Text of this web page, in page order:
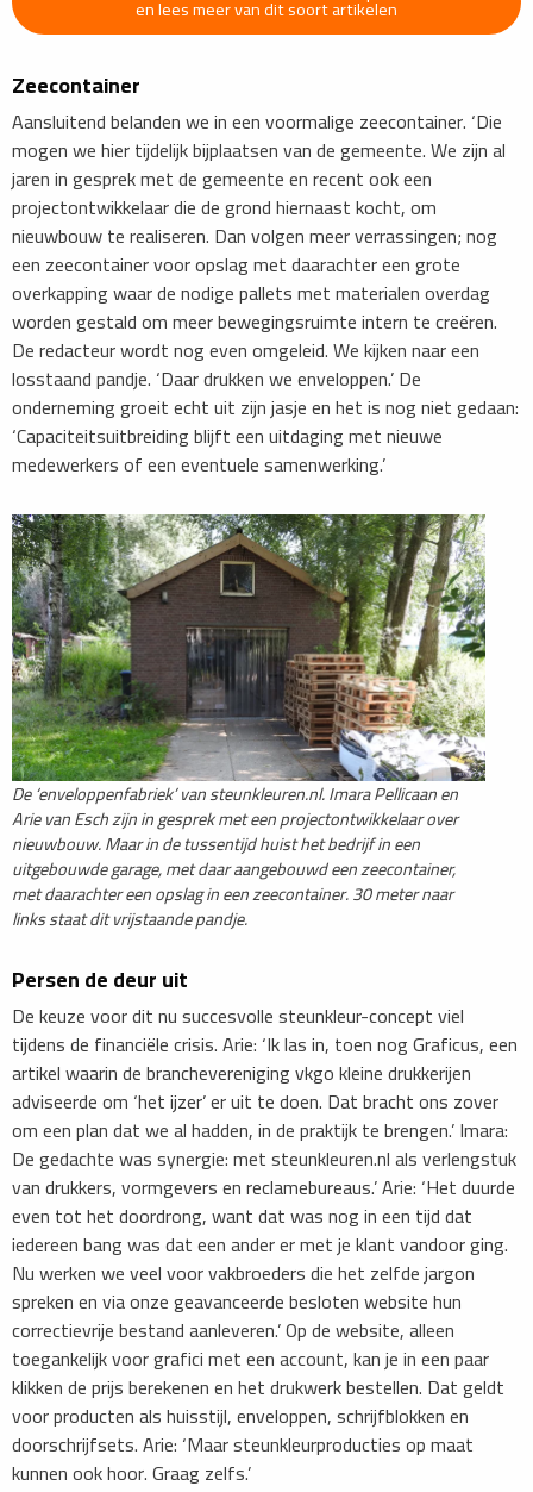
en lees meer van dit soort artikelen
Zeecontainer
Aansluitend belanden we in een voormalige zeecontainer. ‘Die
mogen we hier tijdelijk bijplaatsen van de gemeente. We zijn al
jaren in gesprek met de gemeente en recent ook een
projectontwikkelaar die de grond hiernaast kocht, om
nieuwbouw te realiseren. Dan volgen meer verrassingen; nog
een zeecontainer voor opslag met daarachter een grote
overkapping waar de nodige pallets met materialen overdag
worden gestald om meer bewegingsruimte intern te creëren.
De redacteur wordt nog even omgeleid. We kijken naar een
losstaand pandje. ‘Daar drukken we enveloppen.’ De
onderneming groeit echt uit zijn jasje en het is nog niet gedaan:
‘Capaciteitsuitbreiding blijft een uitdaging met nieuwe
medewerkers of een eventuele samenwerking.’
De ‘enveloppenfabriek’ van steunkleuren.nl. Imara Pellicaan en
Arie van Esch zijn in gesprek met een projectontwikkelaar over
nieuwbouw. Maar in de tussentijd huist het bedrijf in een
uitgebouwde garage, met daar aangebouwd een zeecontainer,
met daarachter een opslag in een zeecontainer. 30 meter naar
links staat dit vrijstaande pandje.
Persen de deur uit
De keuze voor dit nu succesvolle steunkleur-concept viel
tijdens de financiële crisis. Arie: ‘Ik las in, toen nog Graficus, een
artikel waarin de branchevereniging vkgo kleine drukkerijen
adviseerde om ‘het ijzer’ er uit te doen. Dat bracht ons zover
om een plan dat we al hadden, in de praktijk te brengen.’ Imara:
De gedachte was synergie: met steunkleuren.nl als verlengstuk
van drukkers, vormgevers en reclamebureaus.’ Arie: ‘Het duurde
even tot het doordrong, want dat was nog in een tijd dat
iedereen bang was dat een ander er met je klant vandoor ging.
Nu werken we veel voor vakbroeders die het zelfde jargon
spreken en via onze geavanceerde besloten website hun
correctievrije bestand aanleveren.’ Op de website, alleen
toegankelijk voor grafici met een account, kan je in een paar
klikken de prijs berekenen en het drukwerk bestellen. Dat geldt
voor producten als huisstijl, enveloppen, schrijfblokken en
doorschrijfsets. Arie: ‘Maar steunkleurproducties op maat
kunnen ook hoor. Graag zelfs.’